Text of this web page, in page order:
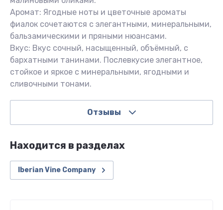
Аромат: Ягодные ноты и цветочные ароматы
фиалок сочетаются с элегантными, минеральными,
бальзамическими и пряными нюансами.
Вкус: Вкус сочный, насыщенный, объёмный, с
бархатными танинами. Послевкусие элегантное,
стойкое и яркое с минеральными, ягодными и
сливочными тонами.
Отзывы
Находится в разделах
Iberian Vine Company